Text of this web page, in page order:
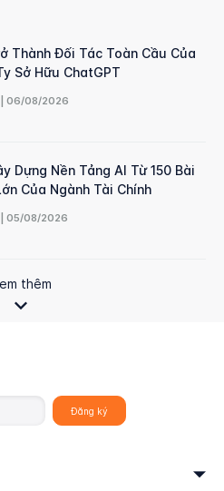
Thành Đối Tác Toàn Cầu Của
Sở Hữu ChatGPT
| 06/08/2026
Dựng Nền Tảng AI Từ 150 Bài
Của Ngành Tài Chính
| 05/08/2026
thêm